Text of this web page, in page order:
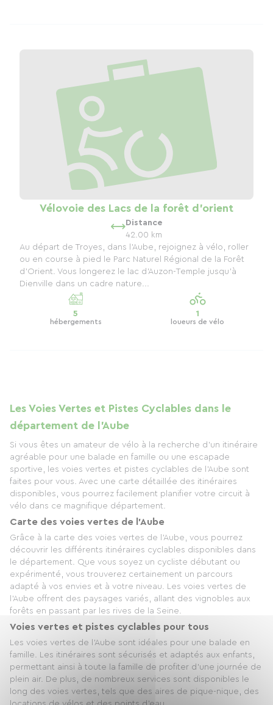
Vélovoie des Lacs de la forêt d'orient
Distance
42.00 km
Au départ de Troyes, dans l'Aube, rejoignez à vélo, roller
ou en course à pied le Parc Naturel Régional de la Forêt
d'Orient. Vous longerez le lac d'Auzon-Temple jusqu'à
Dienville dans un cadre nature...
5
hébergements
1
loueurs de vélo
Les Voies Vertes et Pistes Cyclables dans le
département de l'Aube
Si vous êtes un amateur de vélo à la recherche d'un itinéraire
agréable pour une balade en famille ou une escapade
sportive, les voies vertes et pistes cyclables de l'Aube sont
faites pour vous. Avec une carte détaillée des itinéraires
disponibles, vous pourrez facilement planifier votre circuit à
vélo dans ce magnifique département.
Carte des voies vertes de l'Aube
Grâce à la carte des voies vertes de l'Aube, vous pourrez
découvrir les différents itinéraires cyclables disponibles dans
le département. Que vous soyez un cycliste débutant ou
expérimenté, vous trouverez certainement un parcours
adapté à vos envies et à votre niveau. Les voies vertes de
l'Aube offrent des paysages variés, allant des vignobles aux
forêts en passant par les rives de la Seine.
Voies vertes et pistes cyclables pour tous
Les voies vertes de l'Aube sont idéales pour une balade en
famille. Les itinéraires sont sécurisés et adaptés aux enfants,
permettant ainsi à toute la famille de profiter d'une journée de
plein air. De plus, de nombreux services sont disponibles le
long des voies vertes, tels que des aires de pique-nique, des